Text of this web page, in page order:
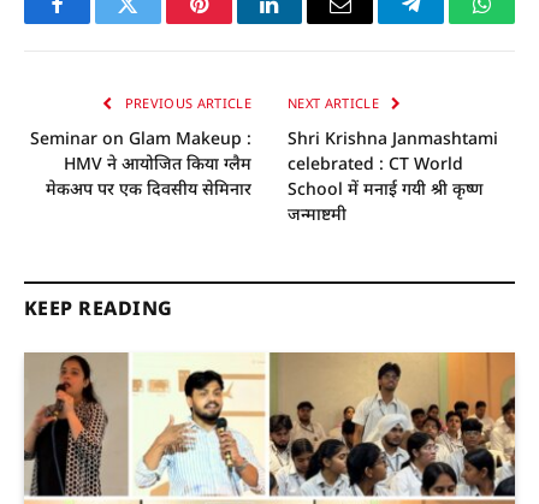
FacebookTwitter PinterestLinkedInEmail Telegram
PREVIOUS ARTICLE
Seminar on Glam Makeup :
HMV ने आयोजित किया ग्लैम
मेकअप पर एक दिवसीय सेमिनार
NEXT ARTICLE
Shri Krishna Janmashtami
celebrated : CT World
School में मनाई गयी श्री कृष्ण
जन्माष्टमी
KEEP READING